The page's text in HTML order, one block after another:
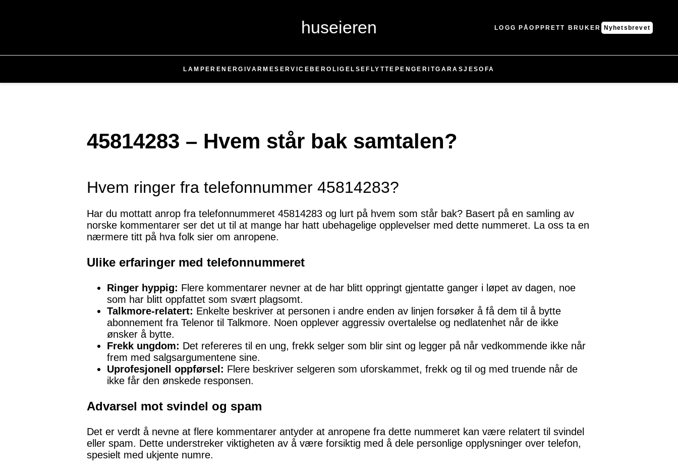
huseieren LOGG PÅOPPRETT BRUKER Nyhetsbrevet
LAMPER ENERGIVARMESERVICE BEROLIGELSE FLYTTE PENGER ITGARASJESOFA
45814283 – Hvem står bak samtalen?
Hvem ringer fra telefonnummer 45814283?
Har du mottatt anrop fra telefonnummeret 45814283 og lurt på hvem som står bak? Basert på en samling av
norske kommentarer ser det ut til at mange har hatt ubehagelige opplevelser med dette nummeret. La oss ta en
nærmere titt på hva folk sier om anropene.
Ulike erfaringer med telefonnummeret
Ringer hyppig: Flere kommentarer nevner at de har blitt oppringt gjentatte ganger i løpet av dagen, noe
som har blitt oppfattet som svært plagsomt.
Talkmore-relatert: Enkelte beskriver at personen i andre enden av linjen forsøker å få dem til å bytte
abonnement fra Telenor til Talkmore. Noen opplever aggressiv overtalelse og nedlatenhet når de ikke
ønsker å bytte.
Frekk ungdom: Det refereres til en ung, frekk selger som blir sint og legger på når vedkommende ikke når
frem med salgsargumentene sine.
Uprofesjonell oppførsel: Flere beskriver selgeren som uforskammet, frekk og til og med truende når de
ikke får den ønskede responsen.
Advarsel mot svindel og spam
Det er verdt å nevne at flere kommentarer antyder at anropene fra dette nummeret kan være relatert til svindel
eller spam. Dette understreker viktigheten av å være forsiktig med å dele personlige opplysninger over telefon,
spesielt med ukjente numre.